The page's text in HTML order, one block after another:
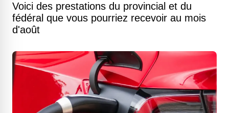
Voici des prestations du provincial et du
fédéral que vous pourriez recevoir au mois
d'août